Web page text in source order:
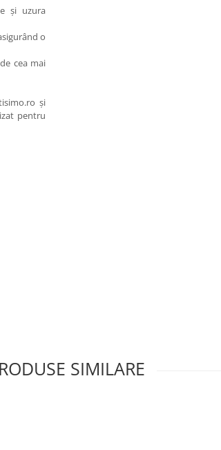
și uzura
o
cea mai
și
pentru
SIMILARE